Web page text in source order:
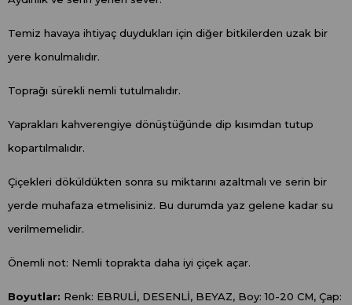
Temiz havaya ihtiyaç duydukları için diğer bitkilerden uzak bir
yere konulmalıdır.
Toprağı sürekli nemli tutulmalıdır.
Yaprakları kahverengiye dönüştüğünde dip kısımdan tutup
kopartılmalıdır.
Çiçekleri döküldükten sonra su miktarını azaltmalı ve serin bir
yerde muhafaza etmelisiniz. Bu durumda yaz gelene kadar su
verilmemelidir.
Önemli not: Nemli toprakta daha iyi çiçek açar.
Boyutlar: Renk: EBRULİ, DESENLİ, BEYAZ, Boy: 10-20 CM, Çap: